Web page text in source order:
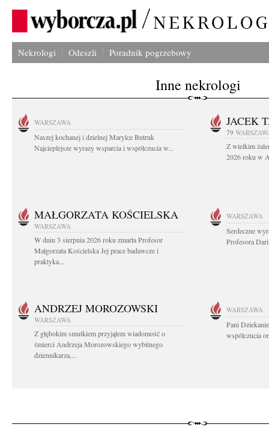
Nekrologi Odeszli Poradnik pogrzebowy
Inne nekrologi
WARSZAWA
Naszej kochanej i dzielnej Marylce Butruk
Najcieplejsze wyrazy wsparcia i współczucia w...
JACEK
79
Z wielkim
2026 roku w
MAŁGORZATA KOŚCIELSKA
WARSZAWA
W dniu 3 sierpnia 2026 roku zmarła Profesor
Małgorzata Kościelska Jej prace badawcze i
praktyka...
WARSZAWA
Serdeczne
Profesora
ANDRZEJ MOROZOWSKI
WARSZAWA
Z głębokim smutkiem przyjąłem wiadomość o
śmierci Andrzeja Morozowskiego wybitnego
dziennikarza,...
WARSZAWA
Pani
współczucia